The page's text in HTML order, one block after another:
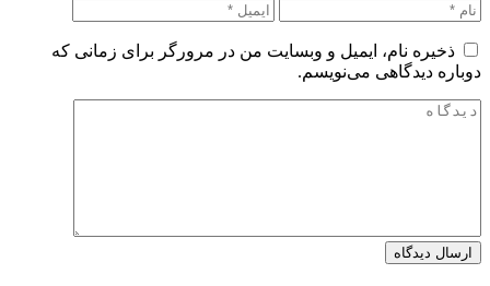
ذخیره نام، ایمیل و وبسایت من در مرورگر برای زمانی که
دوباره دیدگاهی می‌نویسم.